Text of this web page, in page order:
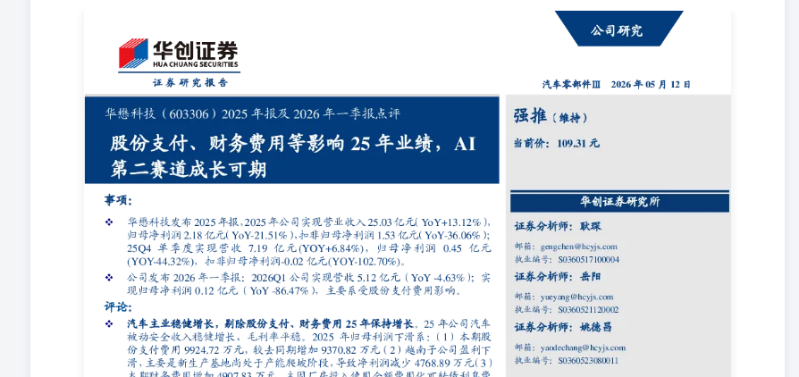
汽车零部件Ⅲ2026年05月12日 华懋科技（603306）2025年报及2026年一季报点评 强推（维持）当前价：109.31元 股份支付、财
务费用等影响25年业绩，AI第二赛道成长可期 事项： 华创证券研究所 华懋科技发布2025年报，2025年公司实现营业收入25.03
亿元（YoY+13.12%），归母净利润2.18亿元（YoY-21.51%），扣非归母净利润1.53亿元（YoY-36.06%）；25Q4单 季 度 实 现
营 收7.19亿 元(YOY+6.84%)， 归 母 净 利 润0.45亿 元(YOY-44.32%)，扣非归母净利润-0.02亿元(YOY-102.70%)。 证券分析
师：耿琛邮箱：gengchen@hcyjs.com执业编号：S0360517100004 证券分析师：岳阳邮箱：yueyang@hcyjs.com执业编号：
S0360521120002 公司发布2026年一季报：2026Q1公司实现营收5.12亿元（YoY-4.63%）；实现归母净利润0.12亿元（YoY-
86.47%），主要系受股份支付费用影响。 评论： 汽车主业稳健增长，剔除股份支付、财务费用25年保持增长。25年公司汽车
被动安全收入稳健增长，毛利率平稳。2025年归母利润下滑系：（1）本期股份支付费用9924.72万元，较去同期增加9370.82万
元（2）越南子公司盈利下滑，主要是新生产基地尚处于产能爬坡阶段，导致净利润减少4768.89万元（3）本期财务费用增加
4907.83万元，主因厂房投入使用全额费用化可转债利息费用化同比增加3195.44万元（4）本期处置长期股权投资产生投资损失
122.49万元，较上年处置收益同比减少3243.25万元。剔除股份支付及费用化可转债利息的影响，25年净利润3.53亿元（YOY
+17.25%），扣非净利润2.89亿元（YOY+9.53%）； 证券分析师：姚德昌邮箱：yaodechang@hcyjs.com执业编号：
S0360523080011 公司基本数据 总股本(万股)32,949.53已上市流通股(万股)32,949.53总市值(亿元)353.05流通市值(亿元)353.05资
产负债率(%)39.34每股净资产(元)9.7512个月内最高/最低价108.69/36.75 算力基础设施需求高增，外延并购富创优越打造泛AI第
二成长曲线。富创优越凭借在高可靠性复杂电子产品电子制造服务（EMS）领域的积累和持续深耕，前瞻性的布局深圳与马来
西亚等境内外生产基地，及时配合客户产能需求，抓住了高速通信行业快速发展的全球性历史机遇，提供从工艺设计、供应链管
理、制造、光学封装、系统集成、组装、测试等一站式解决方案。在高速率光模块方面，富创优越为多家全球光模块龙头提供从
100G至1.6T全速率高端光模块PCBA的产品制造服务。 汽车被动安全产品国产市占率领先，海外扩张加速。公司深耕被动安全
领域20年，已为国内绝大部分主流车型实现配套。公司早在2018年布局海外市场，2025年越南子公司营收达2.60亿元。2023年公